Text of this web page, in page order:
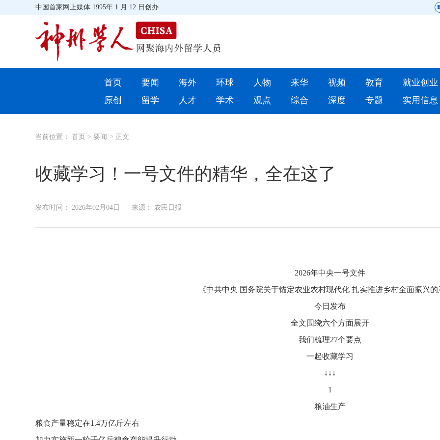
人物 来华
留学
招聘信息 更多数据
中国首家网上媒体 1995年 1 月 12 日创办
首页 要闻 海外 环球 人物 来华 视频 教育
就业创业
原创
留学 人才 学术 观点 综合 深度 专题 实用信息
当前位置： 首页 > 要闻 > 正文
收藏学习！一号文件的精华，全在这了
发布时间： 2026年02月04日 来源： 农民日报
2026年中央一号文件
《中共中央 国务院关于锚定农业农村现代化 扎实推进乡村全面振兴
今日发布
全文围绕六个方面展开
我们梳理27个要点
一起收藏学习
↓↓↓
1
粮油生产
粮食产量稳定在1.4万亿斤左右